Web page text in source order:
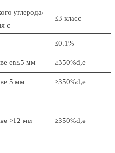
углерода/
c
≤3 класс
≤0.1%
en≤5 мм ≥350%d,e
5 мм ≥350%d,e
>12 мм ≥350%d,e